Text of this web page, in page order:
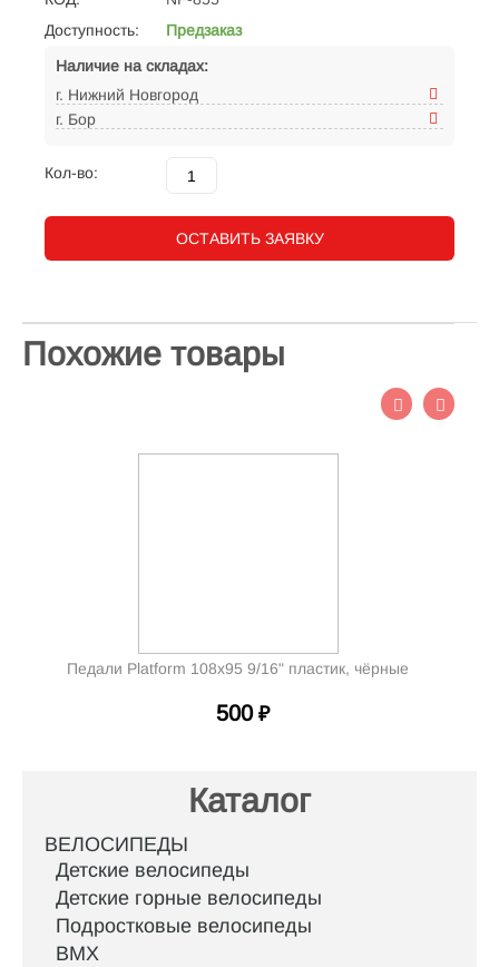
Доступность:
Предзаказ
Наличие на складах:
г. Нижний Новгород
г. Бор
Кол-во:
ОСТАВИТЬ ЗАЯВКУ
Похожие товары
Педали Platform 108x95 9/16" пластик, чёрные
500 ₽
Каталог
ВЕЛОСИПЕДЫ
Детские велосипеды
Детские горные велосипеды
Подростковые велосипеды
BMX